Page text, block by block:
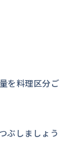
を料理区分ご
ぶしましょう